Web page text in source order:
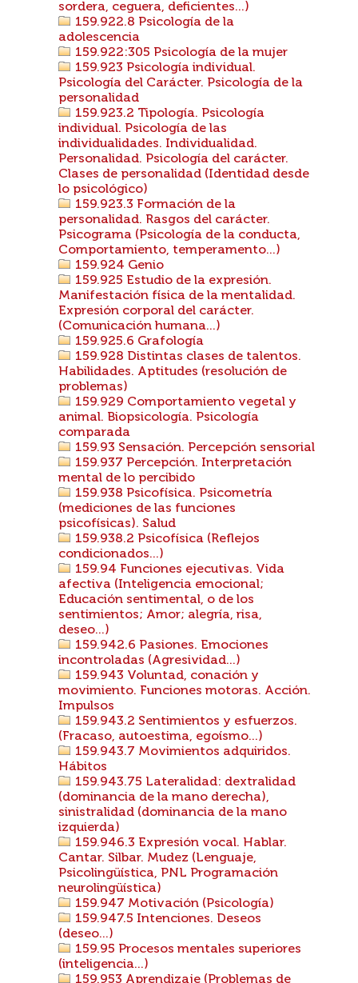
sordera, ceguera, deficientes...)
159.922.8 Psicología de la
adolescencia
159.922:305 Psicología de la mujer
159.923 Psicología individual.
Psicología del Carácter. Psicología de la
personalidad
159.923.2 Tipología. Psicología
individual. Psicología de las
individualidades. Individualidad.
Personalidad. Psicología del carácter.
Clases de personalidad (Identidad desde
lo psicológico)
159.923.3 Formación de la
personalidad. Rasgos del carácter.
Psicograma (Psicología de la conducta,
Comportamiento, temperamento...)
159.924 Genio
159.925 Estudio de la expresión.
Manifestación física de la mentalidad.
Expresión corporal del carácter.
(Comunicación humana...)
159.925.6 Grafología
159.928 Distintas clases de talentos.
Habilidades. Aptitudes (resolución de
problemas)
159.929 Comportamiento vegetal y
animal. Biopsicología. Psicología
comparada
159.93 Sensación. Percepción sensorial
159.937 Percepción. Interpretación
mental de lo percibido
159.938 Psicofísica. Psicometría
(mediciones de las funciones
psicofísicas). Salud
159.938.2 Psicofísica (Reflejos
condicionados...)
159.94 Funciones ejecutivas. Vida
afectiva (Inteligencia emocional;
Educación sentimental, o de los
sentimientos; Amor; alegría, risa,
deseo...)
159.942.6 Pasiones. Emociones
incontroladas (Agresividad...)
159.943 Voluntad, conación y
movimiento. Funciones motoras. Acción.
Impulsos
159.943.2 Sentimientos y esfuerzos.
(Fracaso, autoestima, egoísmo...)
159.943.7 Movimientos adquiridos.
Hábitos
159.943.75 Lateralidad: dextralidad
(dominancia de la mano derecha),
sinistralidad (dominancia de la mano
izquierda)
159.946.3 Expresión vocal. Hablar.
Cantar. Silbar. Mudez (Lenguaje,
Psicolingüística, PNL Programación
neurolingüística)
159.947 Motivación (Psicología)
159.947.5 Intenciones. Deseos
(deseo...)
159.95 Procesos mentales superiores
(inteligencia...)
159.953 Aprendizaje (Problemas de